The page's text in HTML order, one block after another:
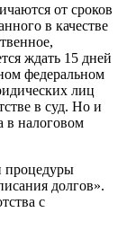
от сроков
в качестве
ждать 15 дней
федеральном
лиц
в суд. Но и
в налоговом
процедуры
долгов».
с